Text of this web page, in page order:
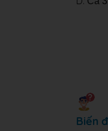
Biến